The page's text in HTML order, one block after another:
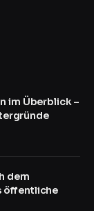
im Überblick –
dem
öffentliche